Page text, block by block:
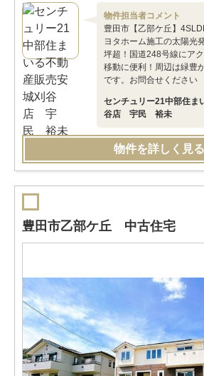
物件担当者コメント
豊田市【乙部ケ丘】
ヨタホーム施工の太陽光
坪超！国道248号線にア
移動に便利！周辺は緑豊
です。お問合せください
センチュリー21中部住ま
谷店 宇民 裕未
物件を詳しく見る
豊田市乙部ケ丘 中古住宅